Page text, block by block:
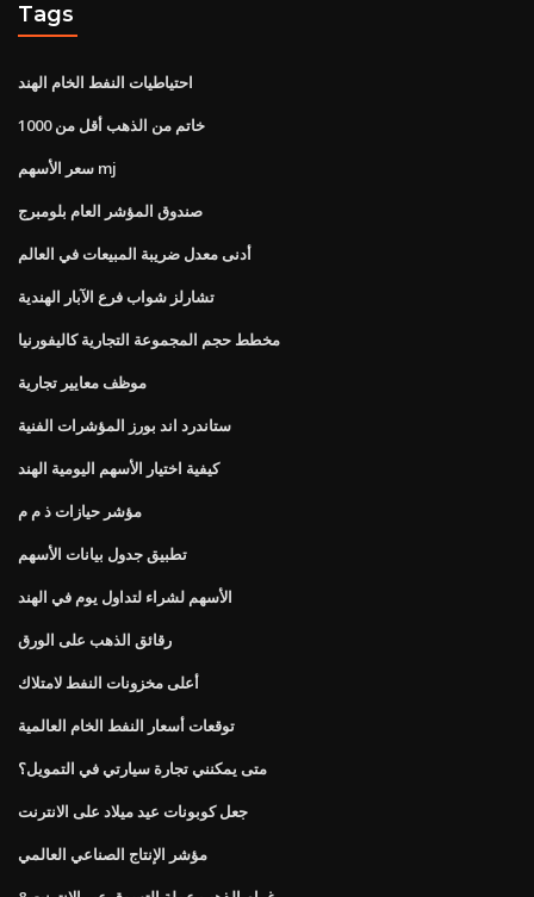
Tags
احتياطيات النفط الخام الهند
خاتم من الذهب أقل من 1000
سعر الأسهم mj
صندوق المؤشر العام بلومبرج
أدنى معدل ضريبة المبيعات في العالم
تشارلز شواب فرع الآبار الهندية
مخطط حجم المجموعة التجارية كاليفورنيا
موظف معايير تجارية
ستاندرد اند بورز المؤشرات الفنية
كيفية اختيار الأسهم اليومية الهند
مؤشر حيازات ذ م م
تطبيق جدول بيانات الأسهم
الأسهم لشراء لتداول يوم في الهند
رقائق الذهب على الورق
أعلى مخزونات النفط لامتلاك
توقعات أسعار النفط الخام العالمية
متى يمكنني تجارة سيارتي في التمويل؟
جعل كوبونات عيد ميلاد على الانترنت
مؤشر الإنتاج الصناعي العالمي